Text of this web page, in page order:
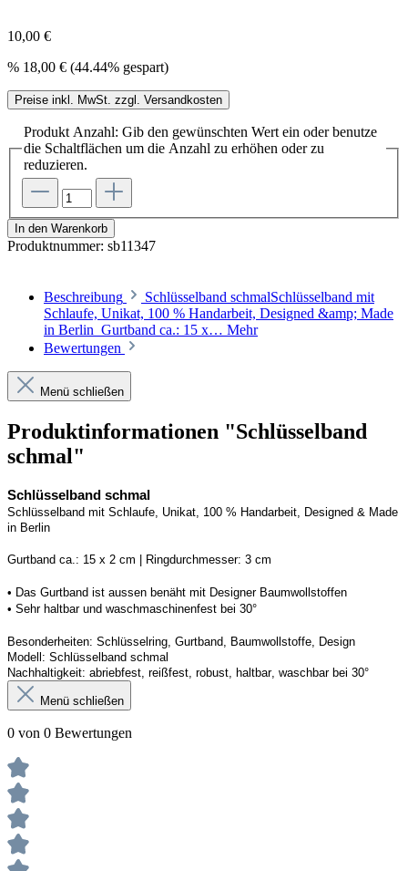
10,00 €
% 18,00 € (44.44% gespart)
Preise inkl. MwSt. zzgl. Versandkosten
Produkt Anzahl: Gib den gewünschten Wert ein oder benutze
die Schaltflächen um die Anzahl zu erhöhen oder zu
reduzieren.
In den Warenkorb
Produktnummer: sb11347
Beschreibung
Schlüsselband schmalSchlüsselband mit
Schlaufe, Unikat, 100 % Handarbeit, Designed &amp; Made
in Berlin Gurtband ca.: 15 x… Mehr
Bewertungen
Menü schließen
Produktinformationen "Schlüsselband
schmal"
Schlüsselband schmal
Schlüsselband mit Schlaufe, Unikat, 100 % Handarbeit, Designed & Made
in Berlin
Gurtband ca.: 15 x 2 cm | Ringdurchmesser: 3 cm
• Das Gurtband ist aussen benäht mit Designer Baumwollstoffen
• Sehr haltbar und waschmaschinenfest bei 30°
Besonderheiten: Schlüsselring, Gurtband, Baumwollstoffe, Design
Modell: Schlüsselband schmal
Nachhaltigkeit: abriebfest, reißfest, robust, haltbar, waschbar bei 30°
Menü schließen
0 von 0 Bewertungen